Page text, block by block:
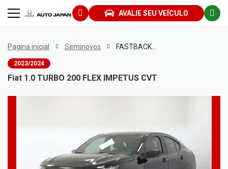
AVALIE SEU VEÍCULO
Pagina inicial Seminovos
2023/2024
Fiat 1.0 TURBO 200 FLEX IMPETUS CVT